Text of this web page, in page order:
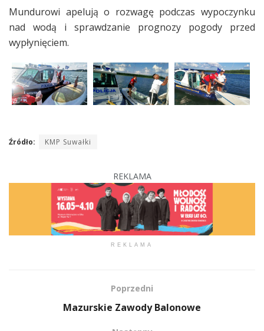
Mundurowi apelują o rozwagę podczas wypoczynku
nad wodą i sprawdzanie prognozy pogody przed
wypłynięciem.
Źródło: KMP Suwałki
REKLAMA
REKLAMA
Poprzedni
Mazurskie Zawody Balonowe